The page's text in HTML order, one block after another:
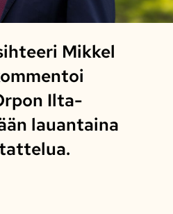
Mikkel
Ilta-
lauantaina